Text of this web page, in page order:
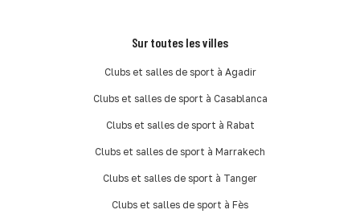
Sur toutes les villes
Clubs et salles de sport à Agadir
Clubs et salles de sport à Casablanca
Clubs et salles de sport à Rabat
Clubs et salles de sport à Marrakech
Clubs et salles de sport à Tanger
Clubs et salles de sport à Fès